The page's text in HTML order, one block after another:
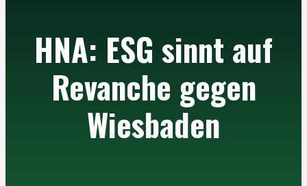
HNA: ESG sinnt auf
Revanche gegen
Wiesbaden